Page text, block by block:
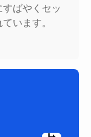
ばやくセッ
います。